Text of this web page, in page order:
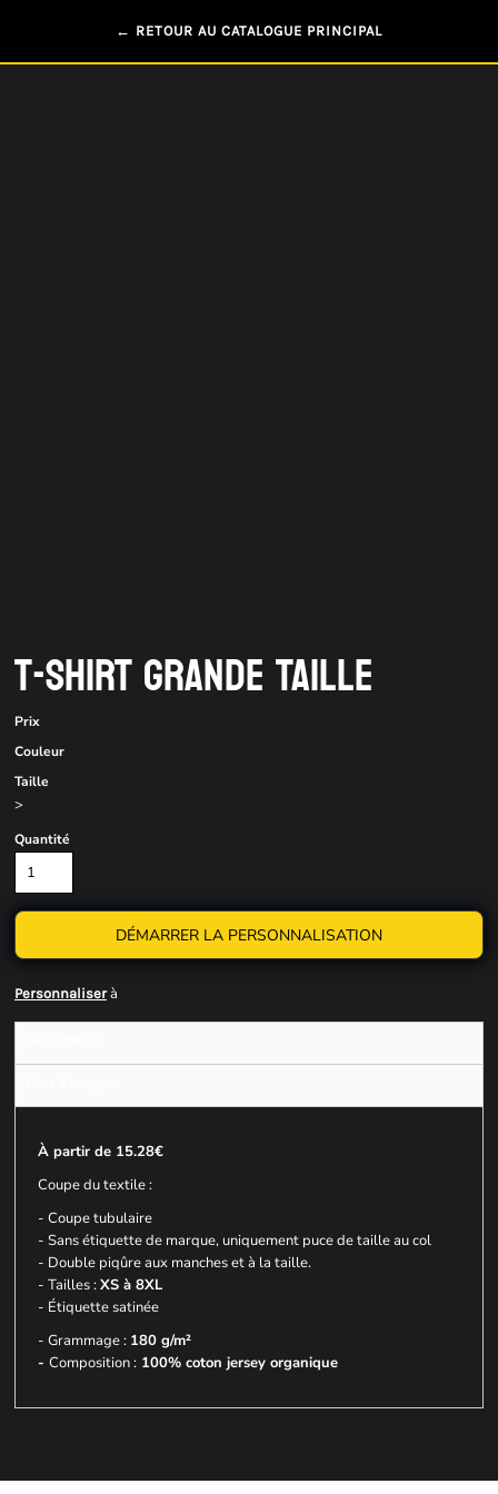
← RETOUR AU CATALOGUE PRINCIPAL
T-SHIRT GRANDE TAILLE
Prix
Couleur
Taille
>
Quantité
DÉMARRER LA PERSONNALISATION
Personnaliserà
À partir de 15.28€
Coupe du textile :
- Coupe tubulaire
- Sans étiquette de marque, uniquement puce de taille au col
- Double piqûre aux manches et à la taille.
- Tailles :XS à 8XL
- Étiquette satinée
- Grammage : 180 g/m²
- Composition : 100% coton jersey organique